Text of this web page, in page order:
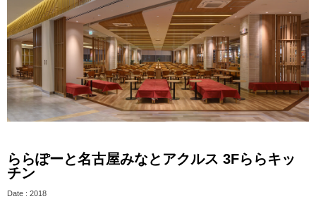
ららぽーと名古屋みなとアクルス 3Fららキッ
チン
Date : 2018